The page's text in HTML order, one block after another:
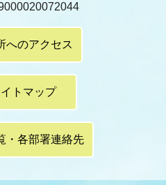
へのアクセス
トマップ
・各部署連絡先